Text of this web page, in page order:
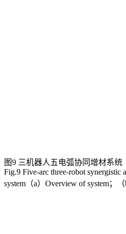
图9 三机器人五电弧协同增材系统
Fig.9 Five-arc three-robot synergistic
system（a）Overview of system；